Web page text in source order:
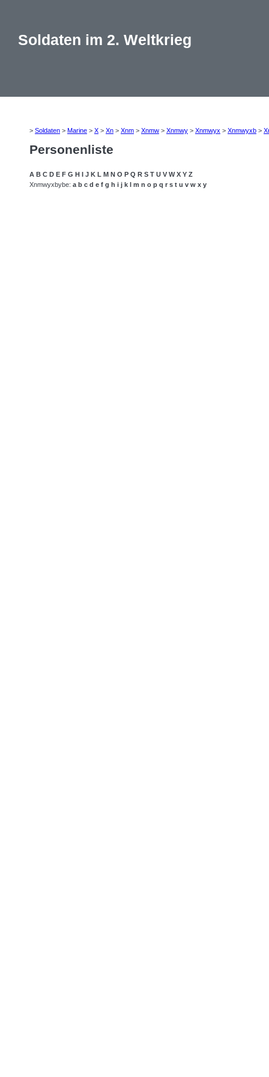
Soldaten im 2. Weltkrieg
> Soldaten > Marine > X > Xn > Xnm > Xnmw > Xnmwy > Xnmwyx > Xnmwyxb >
Personenliste
A B C D E F G H I J K L M N O P Q R S T U V W X Y Z
Xnmwyxbybe: a b c d e f g h i j k l m n o p q r s t u v w x y